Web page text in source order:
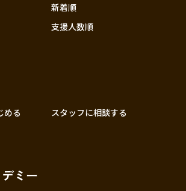
新着順
支援人数順
める
スタッフに相談する
ミー